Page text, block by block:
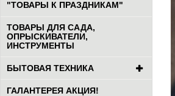
"ТОВАРЫ К ПРАЗДНИКАМ"
ТОВАРЫ ДЛЯ САДА,
ОПРЫСКИВАТЕЛИ,
ИНСТРУМЕНТЫ
БЫТОВАЯ ТЕХНИКА
ГАЛАНТЕРЕЯ АКЦИЯ!